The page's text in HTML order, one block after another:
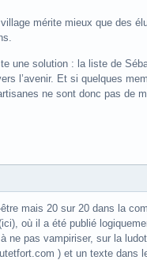
mérite mieux que des
une solution : la liste de
l’avenir. Et si quelques
ne sont donc pas de
mais 20 sur 20 dans la
où il a été publié
ne pas vampiriser, sur la
) et un texte dans